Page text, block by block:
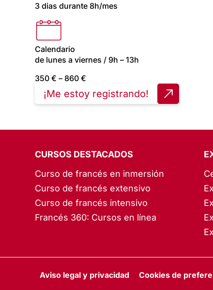
3 dias durante 8h/mes
Calendario
de lunes a viernes / 9h – 13h
350 € – 860 €
range:
350 €
¡Me estoy registrando!
CURSOS DESTACADOS
Curso de francés en inmersión
Curso de francés extensivo
Curso de francés intensivo
Francés 360: Cursos en línea
Aviso legal y privacidad Cookies de